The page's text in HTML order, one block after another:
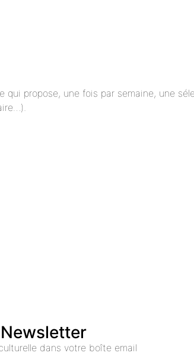
qui propose, une fois par semaine, une
dans votre boîte email